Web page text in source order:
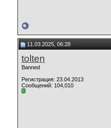
11.03.2025, 06:28
tolten
Banned
Регистрация: 23.04.2013
Сообщений: 104,010